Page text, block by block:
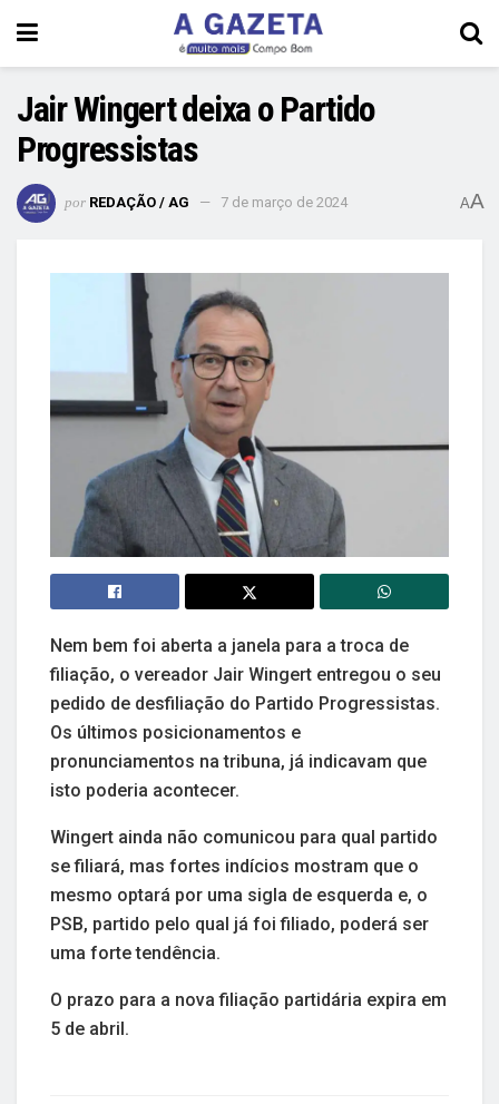
Jair Wingert deixa o Partido
Progressistas
por REDAÇÃO / AG 7 de março de 2024 AA
Nem bem foi aberta a janela para a troca de
filiação, o vereador Jair Wingert entregou o seu
pedido de desfiliação do Partido Progressistas.
Os últimos posicionamentos e
pronunciamentos na tribuna, já indicavam que
isto poderia acontecer.
Wingert ainda não comunicou para qual partido
se filiará, mas fortes indícios mostram que o
mesmo optará por uma sigla de esquerda e, o
PSB, partido pelo qual já foi filiado, poderá ser
uma forte tendência.
O prazo para a nova filiação partidária expira em
5 de abril.